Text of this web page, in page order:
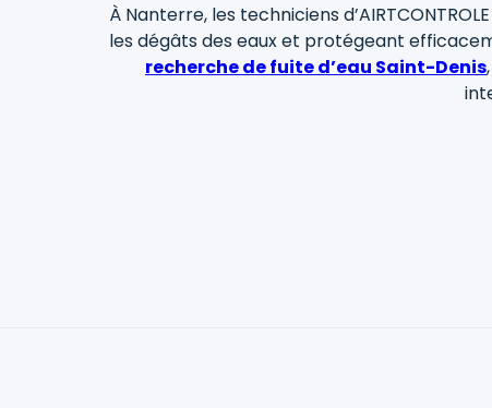
À Nanterre, les techniciens
les dégâts des eaux et protégeant
recherche de fuite d’eau Saint-Denis